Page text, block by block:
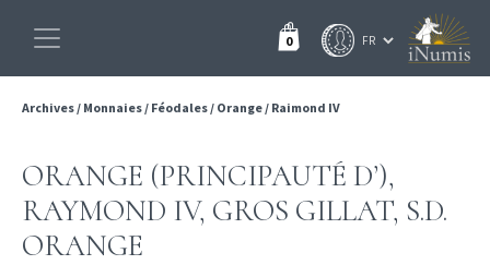
0
Archives/ Monnaies/ Féodales/ Orange/ Raimond IV
ORANGE (PRINCIPAUTÉ D’),
RAYMOND IV, GROS GILLAT, S.D.
ORANGE